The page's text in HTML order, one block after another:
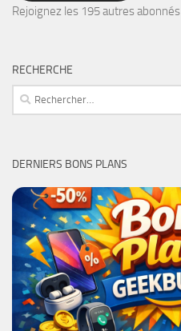
mail
Rejoignez les 195 autres abonnés
RECHERCHE
Rechercher :
DERNIERS BONS PLANS